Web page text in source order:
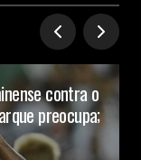
contra o
preocupa;